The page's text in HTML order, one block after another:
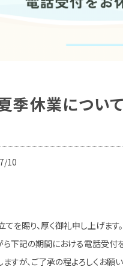
夏季休業につい
10
を賜り、厚く御礼申し上げます。
下記の期間における電話受付
すが、ご了承の程よろしくお願